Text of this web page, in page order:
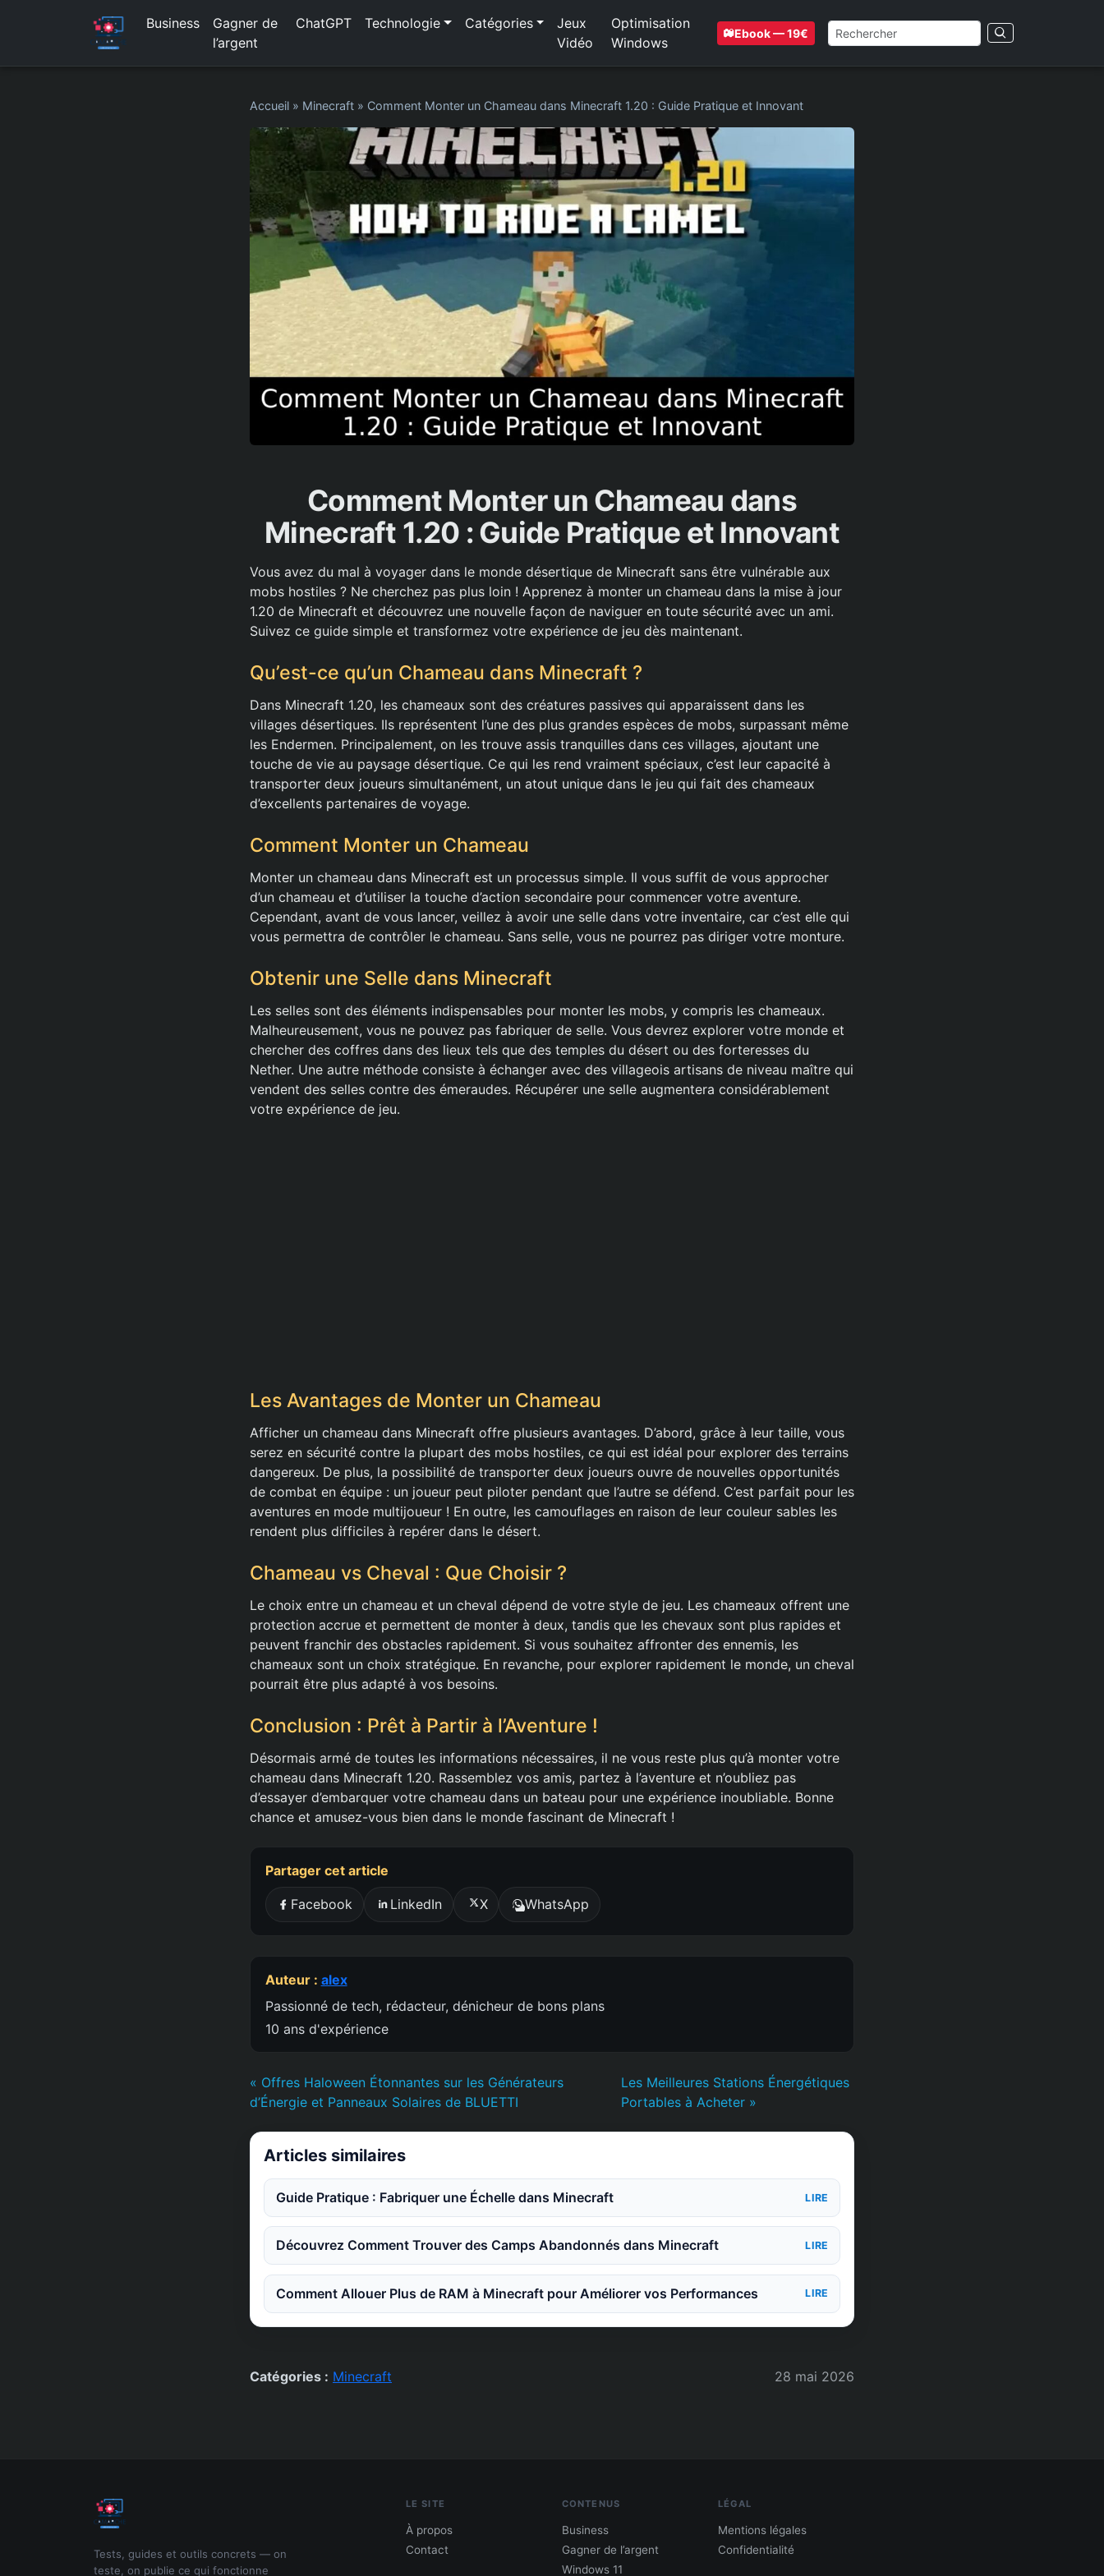
Business
Gagner de
l’argent
ChatGPT Technologie Catégories
Jeux
Vidéo
Optimisation
Windows
Ebook — 19€
Accueil » Minecraft » Comment Monter un Chameau dans Minecraft 1.20 : Guide Pratique et Innovant
Comment Monter un Chameau dans
Minecraft 1.20 : Guide Pratique et Innovant
Vous avez du mal à voyager dans le monde désertique de Minecraft sans être vulnérable aux
mobs hostiles ? Ne cherchez pas plus loin ! Apprenez à monter un chameau dans la mise à jour
1.20 de Minecraft et découvrez une nouvelle façon de naviguer en toute sécurité avec un ami.
Suivez ce guide simple et transformez votre expérience de jeu dès maintenant.
Qu’est-ce qu’un Chameau dans Minecraft ?
Dans Minecraft 1.20, les chameaux sont des créatures passives qui apparaissent dans les
villages désertiques. Ils représentent l’une des plus grandes espèces de mobs, surpassant même
les Endermen. Principalement, on les trouve assis tranquilles dans ces villages, ajoutant une
touche de vie au paysage désertique. Ce qui les rend vraiment spéciaux, c’est leur capacité à
transporter deux joueurs simultanément, un atout unique dans le jeu qui fait des chameaux
d’excellents partenaires de voyage.
Comment Monter un Chameau
Monter un chameau dans Minecraft est un processus simple. Il vous suffit de vous approcher
d’un chameau et d’utiliser la touche d’action secondaire pour commencer votre aventure.
Cependant, avant de vous lancer, veillez à avoir une selle dans votre inventaire, car c’est elle qui
vous permettra de contrôler le chameau. Sans selle, vous ne pourrez pas diriger votre monture.
Obtenir une Selle dans Minecraft
Les selles sont des éléments indispensables pour monter les mobs, y compris les chameaux.
Malheureusement, vous ne pouvez pas fabriquer de selle. Vous devrez explorer votre monde et
chercher des coffres dans des lieux tels que des temples du désert ou des forteresses du
Nether. Une autre méthode consiste à échanger avec des villageois artisans de niveau maître qui
vendent des selles contre des émeraudes. Récupérer une selle augmentera considérablement
votre expérience de jeu.
Les Avantages de Monter un Chameau
Afficher un chameau dans Minecraft offre plusieurs avantages. D’abord, grâce à leur taille, vous
serez en sécurité contre la plupart des mobs hostiles, ce qui est idéal pour explorer des terrains
dangereux. De plus, la possibilité de transporter deux joueurs ouvre de nouvelles opportunités
de combat en équipe : un joueur peut piloter pendant que l’autre se défend. C’est parfait pour les
aventures en mode multijoueur ! En outre, les camouflages en raison de leur couleur sables les
rendent plus difficiles à repérer dans le désert.
Chameau vs Cheval : Que Choisir ?
Le choix entre un chameau et un cheval dépend de votre style de jeu. Les chameaux offrent une
protection accrue et permettent de monter à deux, tandis que les chevaux sont plus rapides et
peuvent franchir des obstacles rapidement. Si vous souhaitez affronter des ennemis, les
chameaux sont un choix stratégique. En revanche, pour explorer rapidement le monde, un cheval
pourrait être plus adapté à vos besoins.
Conclusion : Prêt à Partir à l’Aventure !
Désormais armé de toutes les informations nécessaires, il ne vous reste plus qu’à monter votre
chameau dans Minecraft 1.20. Rassemblez vos amis, partez à l’aventure et n’oubliez pas
d’essayer d’embarquer votre chameau dans un bateau pour une expérience inoubliable. Bonne
chance et amusez-vous bien dans le monde fascinant de Minecraft !
Partager cet article
Facebook LinkedIn X WhatsApp
Auteur : alex
Passionné de tech, rédacteur, dénicheur de bons plans
10 ans d'expérience
« Offres Haloween Étonnantes sur les Générateurs
d’Énergie et Panneaux Solaires de BLUETTI
Les Meilleures Stations Énergétiques
Portables à Acheter »
Articles similaires
Guide Pratique : Fabriquer une Échelle dans Minecraft LIRE
Découvrez Comment Trouver des Camps Abandonnés dans Minecraft LIRE
Comment Allouer Plus de RAM à Minecraft pour Améliorer vos Performances LIRE
Catégories : Minecraft 28 mai 2026
Tests, guides et outils concrets — on
teste, on publie ce qui fonctionne
LE SITE
À propos
Contact
CONTENUS
Business
Gagner de l’argent
Windows 11
LÉGAL
Mentions légales
Confidentialité